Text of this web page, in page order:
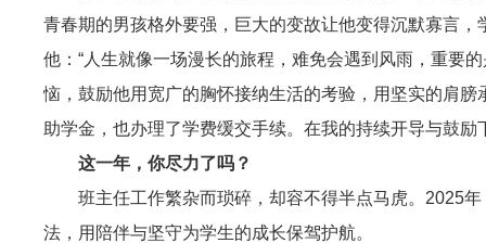
青春期的男孩格外要强，巨大的变故让他变得沉默寡言
他：“人生就像一场漫长的旅程，难免会遇到风雨，重要
恼，鼓励他用宽广的胸怀接纳生活的考验，用坚实的肩
助学金，也办理了学费缓交手续。在我的持续开导与鼓
这一年，你尽力了吗？
班主任工作繁杂而琐碎，却容不得半点马虎。2025
法，用陪伴与坚守为学生的成长保驾护航。